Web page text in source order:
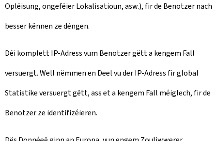
Opléisung, ongeféier Lokalisatioun, asw.), fir de Benotzer nach
besser kënnen ze déngen.
Déi komplett IP-Adress vum Benotzer gëtt a kengem Fall
versuergt. Well nëmmen en Deel vu der IP-Adress fir global
Statistike versuergt gëtt, ass et a kengem Fall méiglech, fir de
Benotzer ze identifizéieren.